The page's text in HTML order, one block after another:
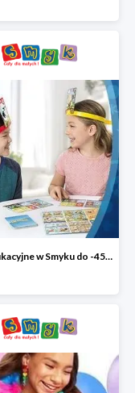
Gry edukacyjne w Smyku do -45%